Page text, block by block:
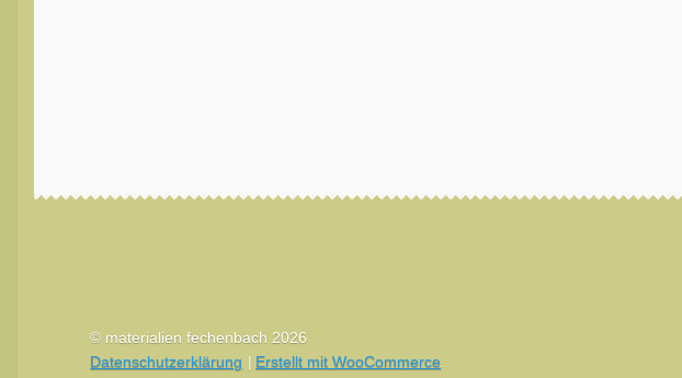
© materialien fechenbach 2026
Datenschutzerklärung
Erstellt mit WooCommerce.